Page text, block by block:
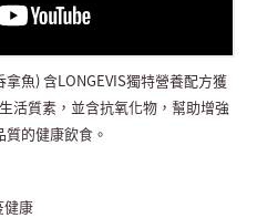
魚) 含LONGEVIS獨特營養配方獲
活質素，並含抗氧化物，幫助增強
的健康飲食。
健康